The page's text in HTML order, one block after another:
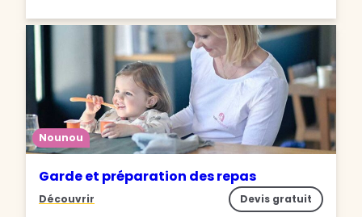
Nounou
Garde et préparation des repas
Découvrir Devis gratuit